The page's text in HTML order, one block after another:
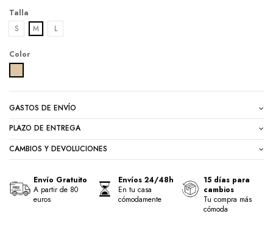
Talla
S
M L
Color
GASTOS DE ENVÍO
PLAZO DE ENTREGA
CAMBIOS Y DEVOLUCIONES
Envío Gratuito
A partir de 80
euros
Envíos 24/48h
En tu casa
cómodamente
15 días para
cambios
Tu compra más
cómoda